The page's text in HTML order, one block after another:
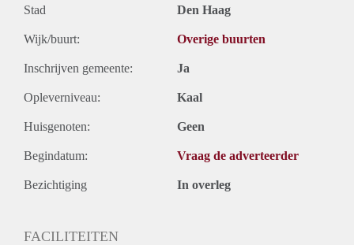
Stad Den Haag
Wijk/buurt: Overige buurten
Inschrijven gemeente: Ja
Opleverniveau: Kaal
Huisgenoten: Geen
Begindatum: Vraag de adverteerder
Bezichtiging In overleg
FACILITEITEN